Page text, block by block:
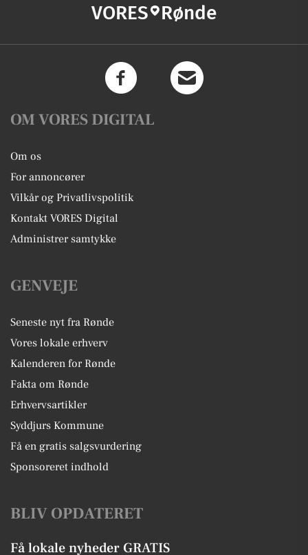
VORES Rønde
OM VORES DIGITAL
Om os
For annoncører
Vilkår og Privatlivspolitik
Kontakt VORES Digital
Administrer samtykke
GENVEJE
Seneste nyt fra Rønde
Vores lokale erhverv
Kalenderen for Rønde
Fakta om Rønde
Erhvervsartikler
Syddjurs Kommune
Få en gratis salgsvurdering
Sponsoreret indhold
BLIV OPDATERET
Få lokale nyheder GRATIS